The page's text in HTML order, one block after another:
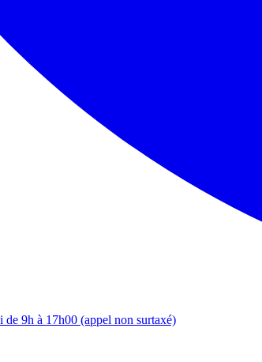
9h à 17h00 (appel non surtaxé)